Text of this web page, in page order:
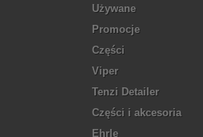
Używane
Promocje
Części
Viper
Tenzi Detailer
Części i akcesoria
Ehrle